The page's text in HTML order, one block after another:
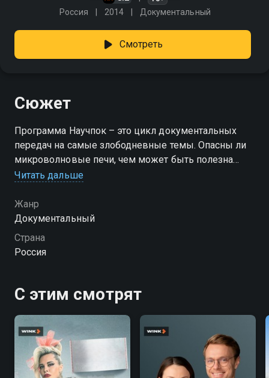
Россия 2014 Документальный
Смотреть
Сюжет
Программа Научпок – это цикл документальных
передач на самые злободневные темы. Опасны ли
микроволновые печи, чем может быть полезна
аллергия, как сделать реальный световой меч?
насколько опасен зыбучий песок и может ли
Солнце убить интернет? Ответы на эти и многие
другие вопросы вы получите в программе Научпок!
Увлекательная анимация, сложные вещи на
Читать дальше
Жанр
Документальный
Страна
Россия
С этим смотрят